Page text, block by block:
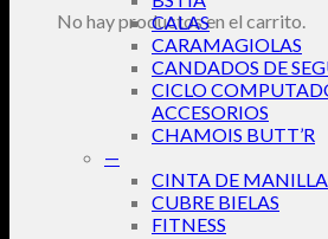
No hay productos en el carrito.
CALAS
CARAMAGIOLAS
CANDADOS DE
CICLO
ACCESORIOS
CHAMOIS BUTT’R
—
CINTA DE
CUBRE BIELAS
FITNESS